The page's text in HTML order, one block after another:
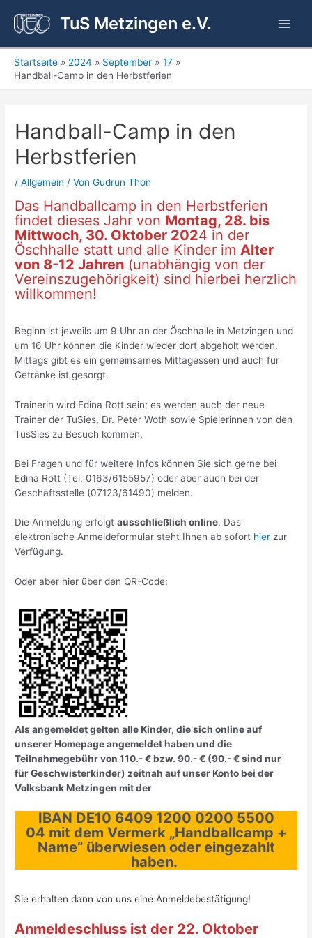
Inhalt
springen
TuS Metzingen e.V.
Startseite 2024 September
17
Handball-Camp in den Herbstferien
Handball-Camp in den
Herbstferien
/Allgemein / VonGudrun Thon
Das Handballcamp in den Herbstferien
findet dieses Jahr von Montag, 28. bis
Mittwoch, 30. Oktober 2024 in der
Öschhalle statt und alle Kinder im Alter
von 8-12 Jahren (unabhängig von der
Vereinszugehörigkeit) sind hierbei herzlich
willkommen!
Beginn ist jeweils um 9 Uhr an der Öschhalle in Metzingen und
um 16 Uhr können die Kinder wieder dort abgeholt werden.
Mittags gibt es ein gemeinsames Mittagessen und auch für
Getränke ist gesorgt.
Trainerin wird Edina Rott sein; es werden auch der neue
Trainer der TuSies, Dr. Peter Woth sowie Spielerinnen von den
TusSies zu Besuch kommen.
Bei Fragen und für weitere Infos können Sie sich gerne bei
Edina Rott (Tel: 0163/6155957) oder aber auch bei der
Geschäftsstelle (07123/61490) melden.
Die Anmeldung erfolgtausschließlich online. Das
elektronische Anmeldeformular steht Ihnen ab sofort hier zur
Verfügung.
Oder aber hier über den QR-Ccde:
Als angemeldet gelten alle Kinder, die sich online auf
unserer Homepage angemeldet haben und die
Teilnahmegebühr von 110.- € bzw. 90.- € (90.- € sind nur
für Geschwisterkinder) zeitnah auf unser Konto bei der
Volksbank Metzingen mit der
IBAN DE10 6409 1200 0200 5500
04 mit dem Vermerk „Handballcamp +
Name“ überwiesen oder eingezahlt
haben.
Sie erhalten dann von uns eine Anmeldebestätigung!
Anmeldeschluss ist der 22. Oktober